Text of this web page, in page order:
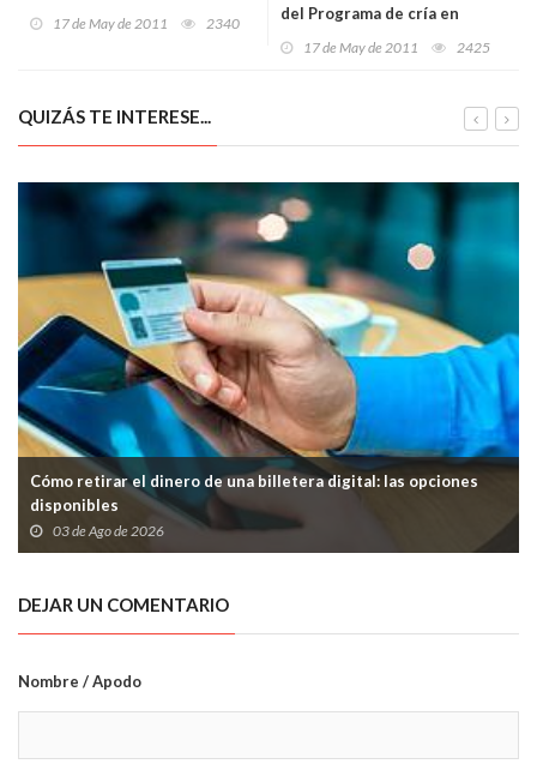
17 de May de 2011 2340
del Programa de cría en
17 de May de 2011 2425
QUIZÁS TE INTERESE...
Cómo retirar el dinero de una billetera digital: las opciones
disponibles
03 de Ago de 2026
DEJAR UN COMENTARIO
Nombre / Apodo